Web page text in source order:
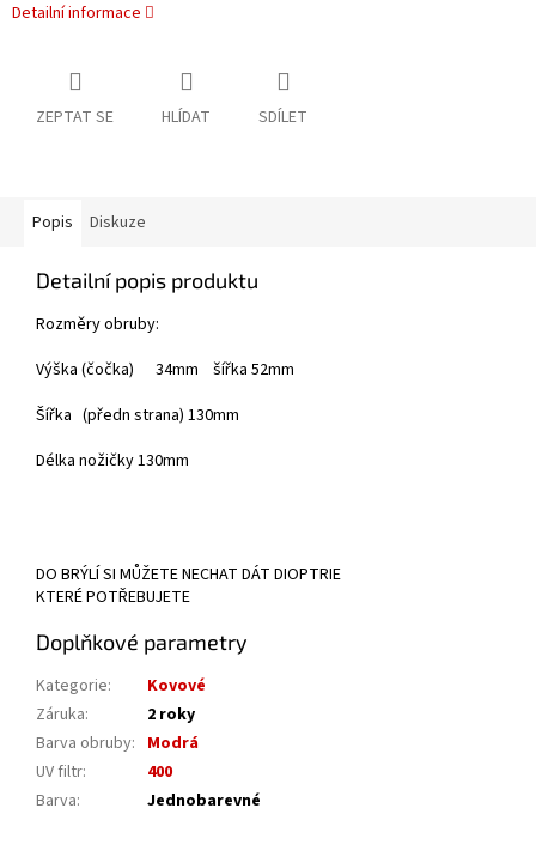
Detailní informace
ZEPTAT SE HLÍDAT SDÍLET
Popis Diskuze
Detailní popis produktu
Rozměry obruby:
Výška (čočka) 34mm šířka 52mm
Šířka (předn strana) 130mm
Délka nožičky 130mm
DO BRÝLÍ SI MŮŽETE NECHAT DÁT DIOPTRIE
KTERÉ POTŘEBUJETE
Doplňkové parametry
Kategorie:
Kovové
Záruka:
2 roky
Barva obruby: Modrá
UV filtr:
400
Barva: Jednobarevné